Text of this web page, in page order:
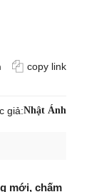
copy link
giả:Nhật Ánh
mới, chấm